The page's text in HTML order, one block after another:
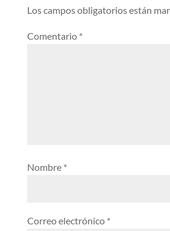
Los campos obligatorios están
Comentario *
Nombre *
Correo electrónico *